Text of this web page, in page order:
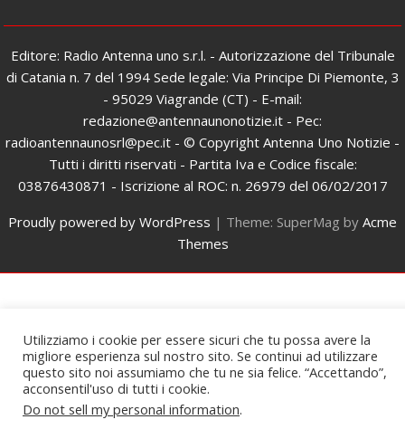
Editore: Radio Antenna uno s.r.l. - Autorizzazione del Tribunale
di Catania n. 7 del 1994 Sede legale: Via Principe Di Piemonte, 3
- 95029 Viagrande (CT) - E-mail:
redazione@antennaunonotizie.it - Pec:
radioantennaunosrl@pec.it - © Copyright Antenna Uno Notizie -
Tutti i diritti riservati - Partita Iva e Codice fiscale:
03876430871 - Iscrizione al ROC: n. 26979 del 06/02/2017
Proudly powered by WordPress | Theme: SuperMag by Acme
Themes
Utilizziamo i cookie per essere sicuri che tu possa avere la
migliore esperienza sul nostro sito. Se continui ad utilizzare
questo sito noi assumiamo che tu ne sia felice. “Accettando”,
acconsentil'uso di tutti i cookie.
Do not sell my personal information.